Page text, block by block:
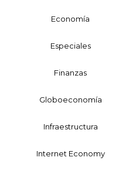
Economía
Especiales
Finanzas
Globoeconomía
Infraestructura
Internet Economy